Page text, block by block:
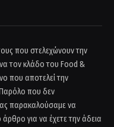
που στελεχώνουν την
τον κλάδο του Food &
που αποτελεί την
Παρόλο που δεν
παρακαλούσαμε να
για να έχετε την άδεια